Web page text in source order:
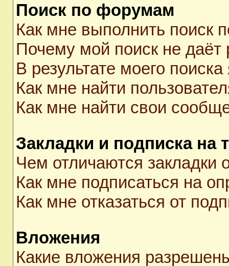
Поиск по форумам
Как мне выполнить
Почему мой поиск не даёт
В результате моего
Как мне найти
Как мне найти свои
Закладки и подписка на
Чем отличаются закладки
Как мне подписаться на
Как мне отказаться от
Вложения
Какие вложения